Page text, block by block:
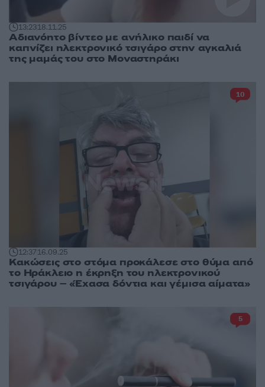
13:2318.11.25
Αδιανόητο βίντεο με ανήλικο παιδί να
καπνίζει ηλεκτρονικό τσιγάρο στην αγκαλιά
της μαμάς του στο Μοναστηράκι
12:3716.09.25
Κακώσεις στο στόμα προκάλεσε στο θύμα από
το Ηράκλειο η έκρηξη του ηλεκτρονικού
τσιγάρου – «Έχασα δόντια και γέμισα αίματα»
10
5